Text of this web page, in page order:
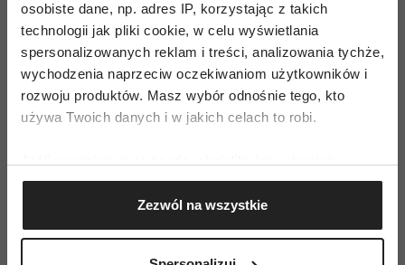
osobiste dane, np. adres IP, korzystając z takich
technologii jak pliki cookie, w celu wyświetlania
spersonalizowanych reklam i treści, analizowania tychże,
wychodzenia naprzeciw oczekiwaniom użytkowników i
rozwoju produktów. Masz wybór odnośnie tego, kto
używa Twoich danych i w jakich celach to robi.
Gromadzić dane dotyczące Twojej lokalizacji
geograficznej z dokładnością nawet do kilku metrów
Identyfikować Twoje urządzenie, aktywnie
Zezwól na wszystkie
ZAMÓW
WYDANIE DRUKOWANE
E-WYDANIE